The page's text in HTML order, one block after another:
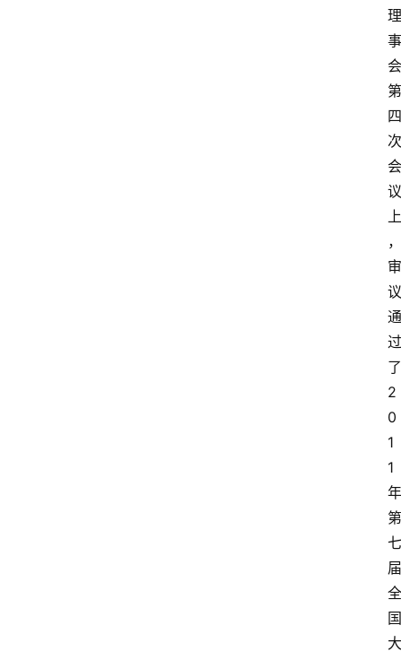
理
事
会
第
四
次
会
议
上
，
审
议
通
过
了
2
0
1
1
年
第
七
届
全
国
大